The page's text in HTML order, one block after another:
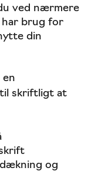
ved nærmere
har brug for
din
en
skriftligt at
og